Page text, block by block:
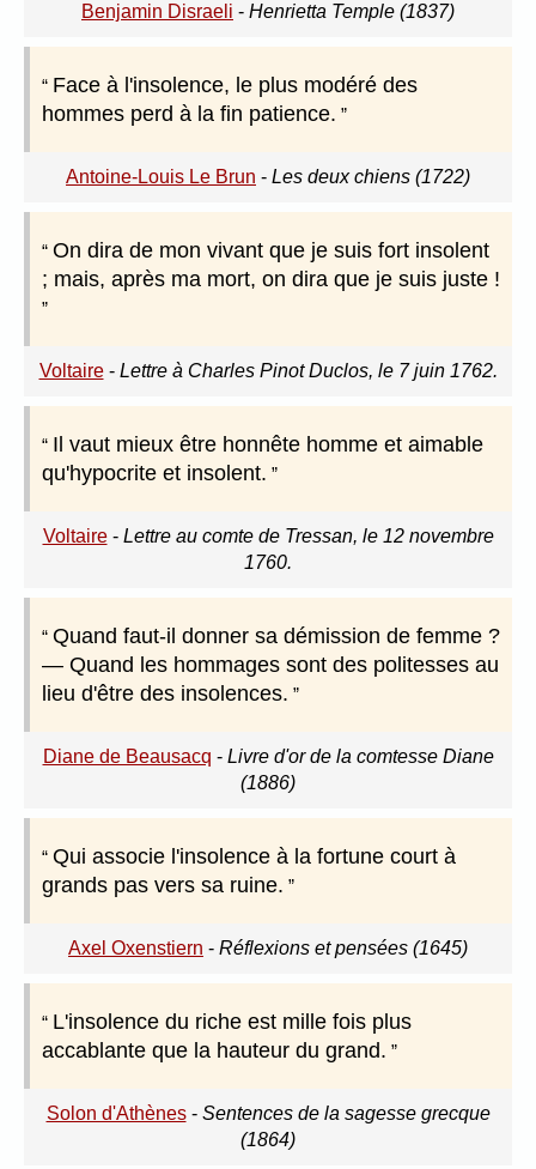
Benjamin Disraeli - Henrietta Temple (1837)
Face à l'insolence, le plus modéré des
hommes perd à la fin patience.
Antoine-Louis Le Brun - Les deux chiens (1722)
On dira de mon vivant que je suis fort insolent
; mais, après ma mort, on dira que je suis juste !
Voltaire- Lettre à Charles Pinot Duclos, le 7 juin 1762.
Il vaut mieux être honnête homme et aimable
qu'hypocrite et insolent.
Voltaire- Lettre au comte de Tressan, le 12 novembre
1760.
Quand faut-il donner sa démission de femme ?
— Quand les hommages sont des politesses au
lieu d'être des insolences.
Diane de Beausacq - Livre d'or de la comtesse Diane
(1886)
Qui associe l'insolence à la fortune court à
grands pas vers sa ruine.
Axel Oxenstiern - Réflexions et pensées (1645)
L'insolence du riche est mille fois plus
accablante que la hauteur du grand.
Solon d'Athènes- Sentences de la sagesse grecque
(1864)